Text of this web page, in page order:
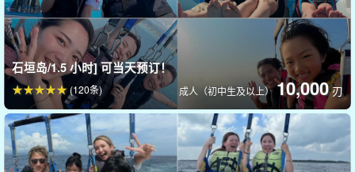
石垣岛/1.5 小时] 可当天预订！
成人（初中生及以上）10,000 刃
(120条)